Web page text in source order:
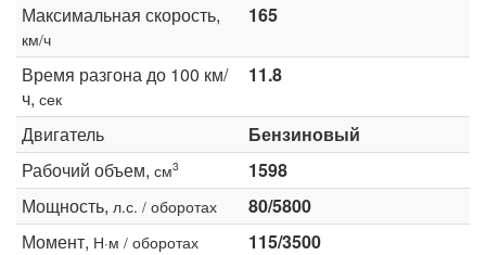
Максимальная скорость,
км/ч
165
Время разгона до 100 км/
ч, сек
11.8
Двигатель
Бензиновый
Рабочий объем, см3
1598
Мощность, л.с. / оборотах
80/5800
Момент, Н·м / оборотах
115/3500